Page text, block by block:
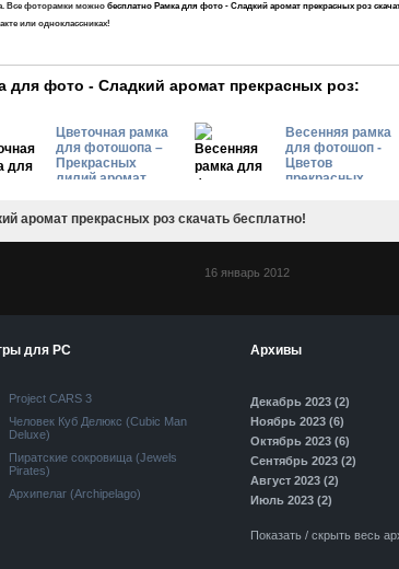
Все фоторамки можно бесплатно Рамка для фото - Сладкий аромат прекрасных роз
или одноклассниках!
для фото - Сладкий аромат прекрасных роз:
Цветочная рамка
для фотошопа –
Прекрасных
лилий аромат
Весенняя рамка
для фотошоп -
Цветов
прекрасных
аромат прекрасных роз скачать бесплатно!
16 январь 2012
для PC
Project CARS 3
Человек Куб Делюкс (Cubic Man
Deluxe)
Пиратские сокровища (Jewels
Pirates)
Архипелаг (Archipelago)
Архивы
Декабрь 2023 (2)
Ноябрь 2023 (6)
Октябрь 2023 (6)
Сентябрь 2023 (2)
Август 2023 (2)
Июль 2023 (2)
Показать / скрыть весь